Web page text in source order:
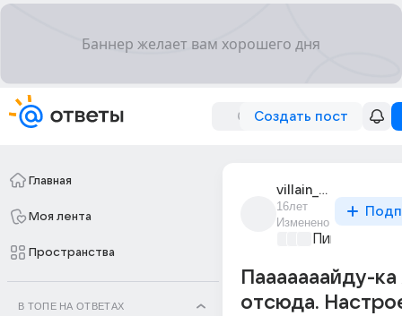
Создать пост
Главная
Моя лента
Пространства
В ТОПЕ НА ОТВЕТАХ
villain_villain_1
16лет
Изменено
Пикантно о
Пааааааайду-ка
отсюда.